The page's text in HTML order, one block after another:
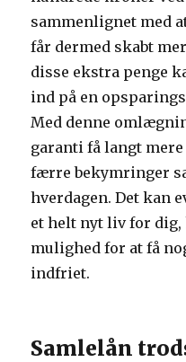
sammenlignet med
får dermed skabt
disse ekstra penge
ind på en
Med denne
garanti få langt
færre bekymringer
hverdagen. Det kan
et helt nyt liv for
mulighed for at få
indfriet.
Samlelån